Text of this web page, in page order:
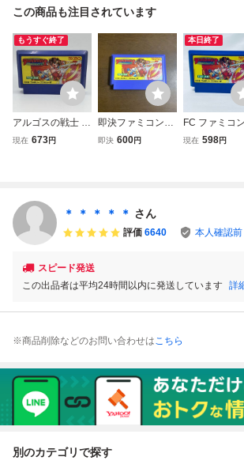
この商品も注目されています
もうすぐ終了
アルゴスの戦士 は
ちゃめちゃ大進撃
ソフト カセット
カートリッジ
現在 673円
即決ファミコンソ
フト アルゴスの
即決 600円
本日終了
FC ファミコ
フト アルゴス
現在 598円
＊ ＊ ＊ ＊ ＊ さん
評価 6640 本人確認前
スピード発送
この出品者は平均24時間以内に発送しています 詳
※商品削除などのお問い合わせはこちら
別のカテゴリで探す